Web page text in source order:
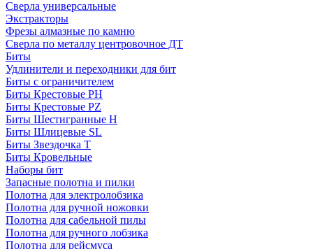
Сверла универсальные
Экстракторы
Фрезы алмазные по камню
Сверла по металлу центровочное ДТ
Биты
Удлинители и переходники для бит
Биты с ограничителем
Биты Крестовые PH
Биты Крестовые PZ
Биты Шестигранные H
Биты Шлицевые SL
Биты Звездочка T
Биты Кровельные
Наборы бит
Запасные полотна и пилки
Полотна для электролобзика
Полотна для ручной ножовки
Полотна для сабельной пилы
Полотна для ручного лобзика
Полотна для рейсмуса